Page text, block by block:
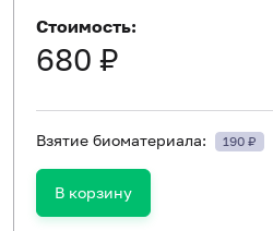
Стоимость:
680 ₽
Взятие биоматериала: 190 ₽
В корзину